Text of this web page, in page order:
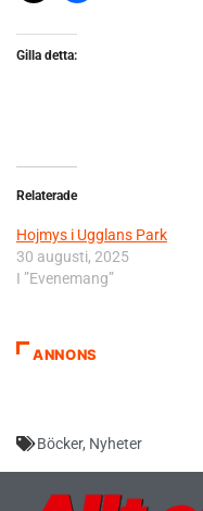
Gilla detta:
Relaterade
Hojmys i Ugglans Park
30 augusti, 2025
I ”Evenemang”
ANNONS
Böcker, Nyheter